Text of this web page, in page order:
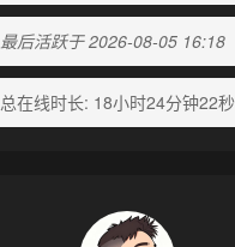
最后活跃于 2026-08-05 16:18
总在线时长: 18小时24分钟22秒